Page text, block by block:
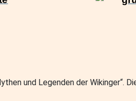
und Legenden der Wikinger“.